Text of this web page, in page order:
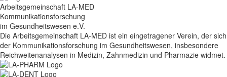
Arbeitsgemeinschaft LA-MED
Kommunikationsforschung
im Gesundheitswesen e.V.
Die Arbeitsgemeinschaft LA-MED ist ein eingetragener Verein, der sich
der Kommunikationsforschung im Gesundheitswesen, insbesondere
Reichweitenanalysen in Medizin, Zahnmedizin und Pharmazie widmet.